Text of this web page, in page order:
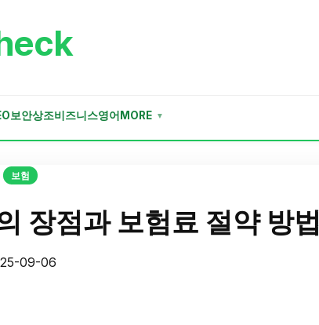
보안상조비즈니스영어 MORE ▼
보험
장점과 보험료 절약 방법
09-06